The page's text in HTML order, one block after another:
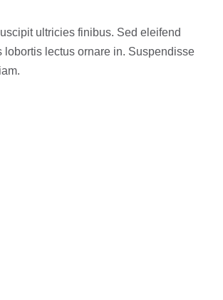
ultricies finibus. Sed eleifend
lobortis lectus ornare in. Suspendisse